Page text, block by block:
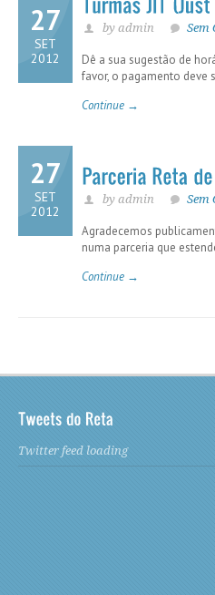
27
SET
2012
by admin Sem
Dê a sua sugestão de
favor, o pagamento deve
Continue →
27
SET
2012
by admin Sem
Agradecemos
numa parceria que
Continue →
Twitter feed loading